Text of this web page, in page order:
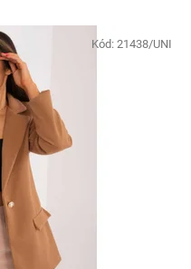
Kód: 21438/UNI